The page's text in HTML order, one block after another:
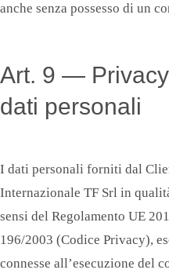
anche senza possesso di un
Art. 9 —
dati personali
I dati personali forniti dal
Internazionale TF Srl in
sensi del Regolamento UE
196/2003 (Codice Privacy),
connesse all’esecuzione del